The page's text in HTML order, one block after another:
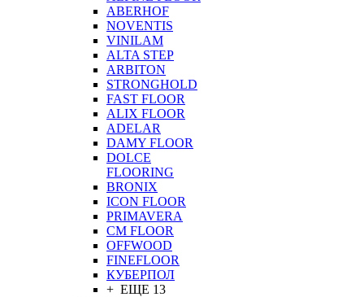
ABERHOF
NOVENTIS
VINILAM
ALTA STEP
ARBITON
STRONGHOLD
FAST FLOOR
ALIX FLOOR
ADELAR
DAMY FLOOR
DOLCE
FLOORING
BRONIX
ICON FLOOR
PRIMAVERA
CM FLOOR
OFFWOOD
FINEFLOOR
КУБЕРПОЛ
+ ЕЩЕ 13